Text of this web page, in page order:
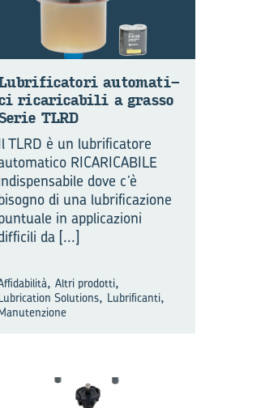
au­to­ma­ti­
ri­ca­ri­ca­bi­li a gras­so
TLRD
TLRD è un lubrificatore
RICARICABILE
dove c’è
di una lubrificazione
in applicazioni
da [...]
, Altri prodotti,
Solutions, Lubrificanti,